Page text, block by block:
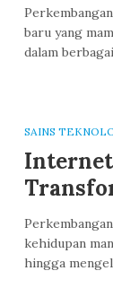
baru yang
dalam
SAINS
kehidupan
hingga